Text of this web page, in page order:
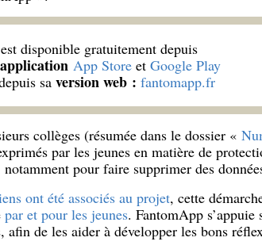
disponible gratuitement depuis
App Storeet Google Play
saversion web : fantomapp.fr
collèges (résumée dans le dossier «
par les jeunes en matière de
pour faire supprimer des
ont été associés au projet, cette
par et pour les jeunes. FantomApp s’appuie
de les aider à développer les bons